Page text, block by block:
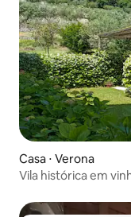
Casa ⋅ Verona
Vila histórica em